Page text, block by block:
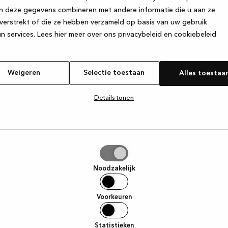
deze gegevens combineren met andere informatie die u aan ze
of die ze hebben verzameld op basis van uw gebruik
services. Lees hier meer over ons privacybeleid en cookiebeleid
Weigeren Selectie toestaan Alles
Details tonen
Noodzakelijk
Voorkeuren
Statistieken
has occurred while loadingwww.kvik.nl (see the